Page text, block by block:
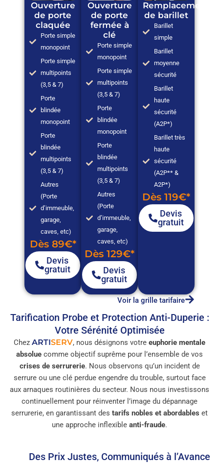
Ouverture
de porte
claquée
Porte simple
monopoint
Porte simple
multipoints
(3,5 & 7)
Porte
blindée
monopoint
Porte
blindée
multipoints
(3,5 & 7)
Autres
(Porte
d’immeuble,
garage,
caves, etc)
Dès 89€*
Devis
gratuit
Ouverture
de porte
fermée à
clé
Porte simple
monopoint
Porte simple
multipoints
(3,5 & 7)
Porte
blindée
monopoint
Porte
blindée
multipoints
(3,5 & 7)
Autres
(Porte
d’immeuble,
garage,
caves, etc)
Dès 129€*
Devis
gratuit
Remplacement
de barillet
Barillet
simple
Barillet
moyenne
sécurité
Barillet
haute
sécurité
(A2P*)
Barillet très
haute
sécurité
(A2P** &
A2P*)
Dès 119€*
Devis
gratuit
Voir la grille tarifaire
Tarification Probe et Protection Anti-Duperie :
Votre Sérénité Optimisée
Chez ARTISERV, nous désignons votre euphorie mentale
absolue comme objectif suprême pour l’ensemble de vos
crises de serrurerie. Nous observons qu’un incident de
serrure ou une clé perdue engendre du trouble, surtout face
aux arnaques routinières du secteur. Nous nous investissons
continuellement pour réinventer l’image du dépannage
serrurerie, en garantissant des tarifs nobles et abordables et
une approche inflexible anti-fraude.
Des Prix Justes, Communiqués à l’Avance